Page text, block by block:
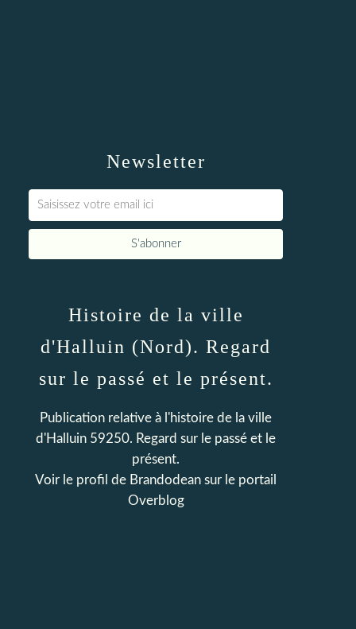
Newsletter
Histoire de la ville
d'Halluin (Nord). Regard
sur le passé et le présent.
Publication relative à l'histoire de la ville
d'Halluin 59250. Regard sur le passé et le
présent.
Voir le profil de Brandodean sur le portail
Overblog